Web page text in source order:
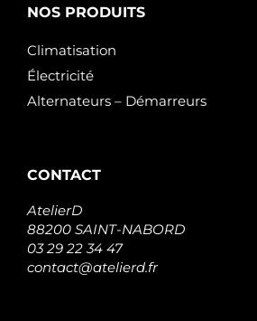
NOS PRODUITS
Climatisation
Électricité
Alternateurs – Démarreurs
CONTACT
AtelierD
88200 SAINT-NABORD
03 29 22 34 47
contact@atelierd.fr